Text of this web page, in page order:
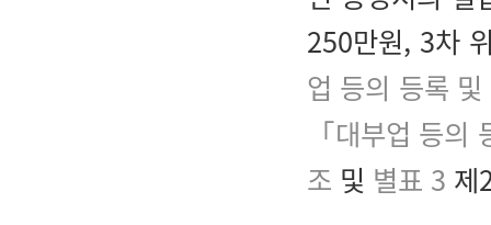
250만원, 3차
업 등의 등록
「대부업 등
조 및 별표 3 제